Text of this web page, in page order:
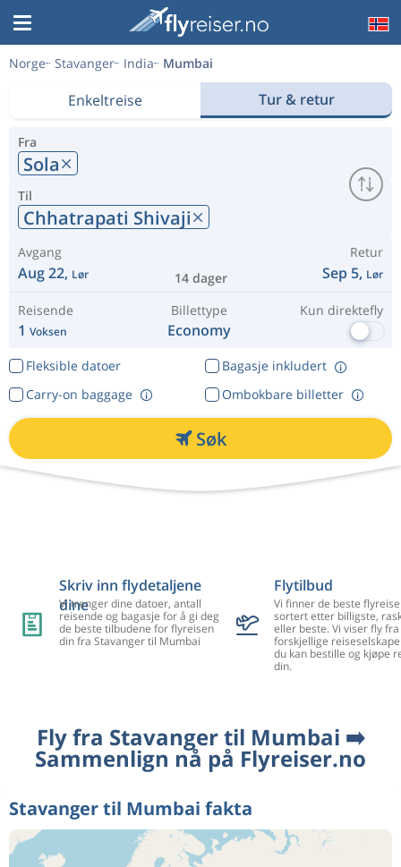
Norge Stavanger India Mumbai
Enkeltreise Tur & retur
Fra
Sola
Til
Chhatrapati Shivaji
Avgang
Aug 22, Lør 14 dager
Retur
Sep 5, Lør
Reisende
1 Voksen
Billettype
Economy
Kun direktefly
Fleksible datoer
Bagasje inkludert
Ombokbare billetter
Carry-on baggage
Søk
Skriv inn flydetaljene
dine
Vi trenger dine datoer, antall
reisende og bagasje for å gi deg
de beste tilbudene for flyreisen
din fra Stavanger til Mumbai
Flytilbud
Vi finner de beste
sortert etter billigste,
eller beste. Vi viser fly
forskjellige
du kan bestille og kjøpe
din.
Fly fra Stavanger til Mumbai ➡️
Sammenlign nå på Flyreiser.no
Stavanger til Mumbai fakta